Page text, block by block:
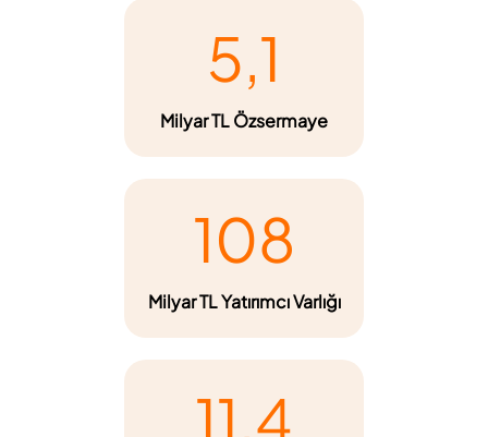
5,1
Milyar TL Özsermaye
108
Milyar TL Yatırımcı Varlığı
11,4